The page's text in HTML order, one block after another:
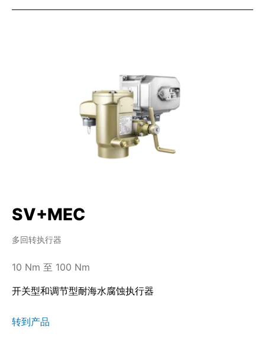
SV+MEC
多回转执行器
10 Nm 至 100 Nm
开关型和调节型耐海水腐蚀执行器
转到产品